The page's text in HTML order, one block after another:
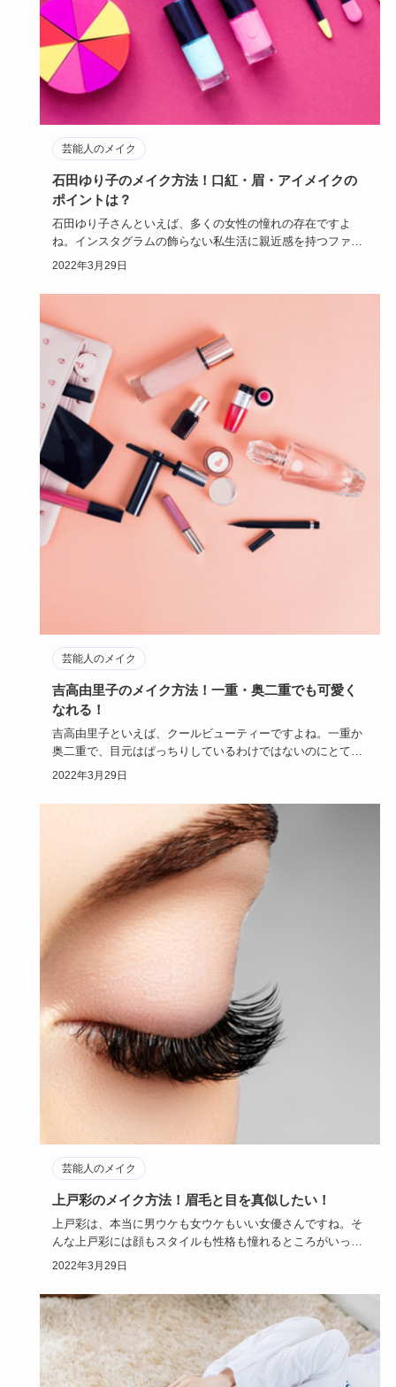
芸能人のメイク
石田ゆり子のメイク方法！口紅・眉・アイメイクの
ポイントは？
石田ゆり子さんといえば、多くの女性の憧れの存在ですよ
ね。インスタグラムの飾らない私生活に親近感を持つファン
の方も多いのでは…
2022年3月29日
芸能人のメイク
吉高由里子のメイク方法！一重・奥二重でも可愛く
なれる！
吉高由里子といえば、クールビューティーですよね。一重か
奥二重で、目元はぱっちりしているわけではないのにとても
美人という印象…
2022年3月29日
芸能人のメイク
上戸彩のメイク方法！眉毛と目を真似したい！
上戸彩は、本当に男ウケも女ウケもいい女優さんですね。そ
んな上戸彩には顔もスタイルも性格も憧れるところがいっぱ
いあると思いま…
2022年3月29日